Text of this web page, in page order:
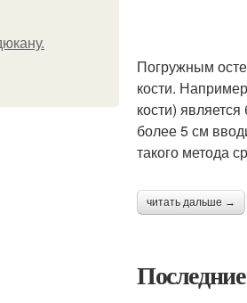
Погружным
кости.
кости)
более 5 см
такого метода
читать дальше →